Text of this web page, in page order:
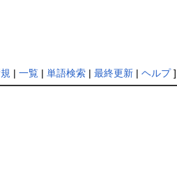
| 一覧| 単語検索| 最終更新| ヘルプ]